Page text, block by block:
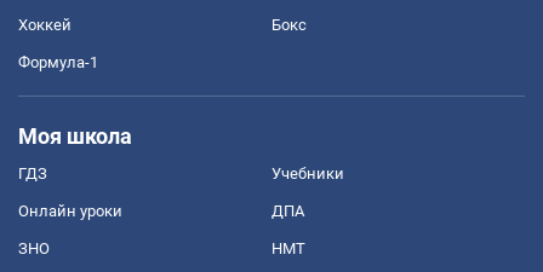
Хоккей Бокс
Формула-1
Моя школа
ГДЗ Учебники
Онлайн уроки ДПА
ЗНО НМТ